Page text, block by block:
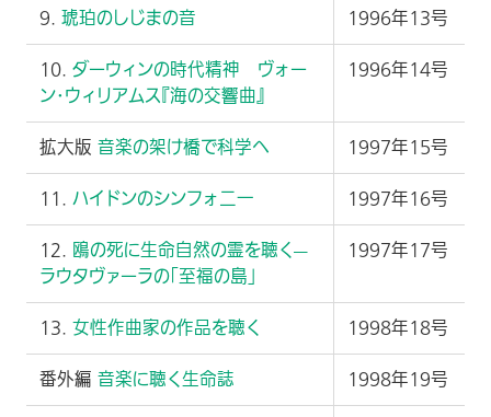
9. 琥珀のしじまの音 1996年13号
10. ダーウィンの時代精神 ヴォー
ン･ウィリアムス『海の交響曲』
1996年14号
拡大版 音楽の架け橋で科学へ 1997年15号
11. ハイドンのシンフォ二一 1997年16号
12. 鴎の死に生命自然の霊を聴く—
ラウタヴァーラの「至福の島」
1997年17号
13. 女性作曲家の作品を聴く 1998年18号
番外編 音楽に聴く生命誌 1998年19号